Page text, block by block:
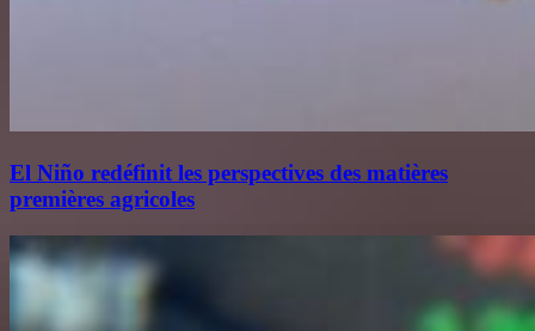
El Niño redéfinit les perspectives des matières
premières agricoles